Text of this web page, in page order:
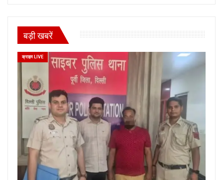
बड़ी खबरें
क्राइम LIVE